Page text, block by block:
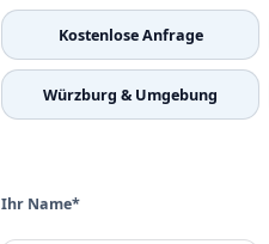
Kostenlose Anfrage
Würzburg & Umgebung
Ihr Name*